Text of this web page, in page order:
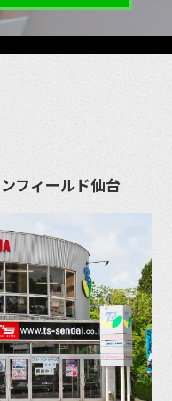
フィールド仙台